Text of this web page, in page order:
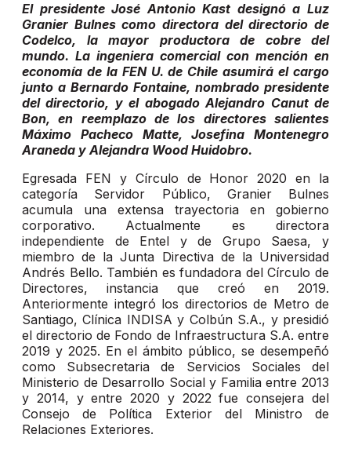
El presidente José Antonio Kast designó a Luz
Granier Bulnes como directora del directorio de
Codelco, la mayor productora de cobre del
mundo. La ingeniera comercial con mención en
economía de la FEN U. de Chile asumirá el cargo
junto a Bernardo Fontaine, nombrado presidente
del directorio, y el abogado Alejandro Canut de
Bon, en reemplazo de los directores salientes
Máximo Pacheco Matte, Josefina Montenegro
Araneda y Alejandra Wood Huidobro.
Egresada FEN y Círculo de Honor 2020 en la
categoría Servidor Público, Granier Bulnes
acumula una extensa trayectoria en gobierno
corporativo. Actualmente es directora
independiente de Entel y de Grupo Saesa, y
miembro de la Junta Directiva de la Universidad
Andrés Bello. También es fundadora del Círculo de
Directores, instancia que creó en 2019.
Anteriormente integró los directorios de Metro de
Santiago, Clínica INDISA y Colbún S.A., y presidió
el directorio de Fondo de Infraestructura S.A. entre
2019 y 2025. En el ámbito público, se desempeñó
como Subsecretaria de Servicios Sociales del
Ministerio de Desarrollo Social y Familia entre 2013
y 2014, y entre 2020 y 2022 fue consejera del
Consejo de Política Exterior del Ministro de
Relaciones Exteriores.